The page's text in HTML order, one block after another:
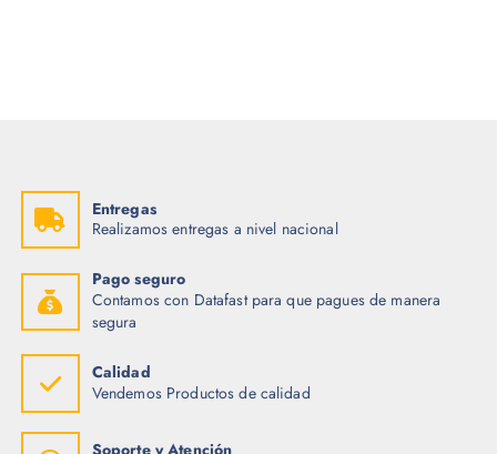
Entregas
Realizamos entregas a nivel nacional
Pago seguro
Contamos con Datafast para que pagues de manera
segura
Calidad
Vendemos Productos de calidad
Soporte y Atención